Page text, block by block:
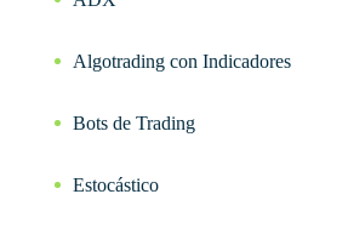
Algotrading con Indicadores
Bots de Trading
Estocástico